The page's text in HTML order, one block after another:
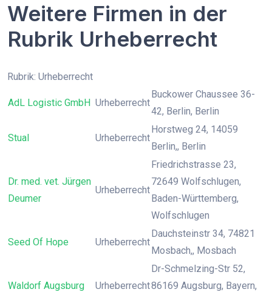
Weitere Firmen in der
Rubrik Urheberrecht
Rubrik: Urheberrecht
AdL Logistic GmbH Urheberrecht
Buckower Chaussee 36-
42, Berlin, Berlin
Stual Urheberrecht
Horstweg 24, 14059
Berlin,, Berlin
Dr. med. vet. Jürgen
Deumer
Urheberrecht
Friedrichstrasse 23,
72649 Wolfschlugen,
Baden-Württemberg,
Wolfschlugen
Seed Of Hope Urheberrecht
Dauchsteinstr 34, 74821
Mosbach,, Mosbach
Waldorf Augsburg Urheberrecht
Dr-Schmelzing-Str 52,
86169 Augsburg, Bayern,